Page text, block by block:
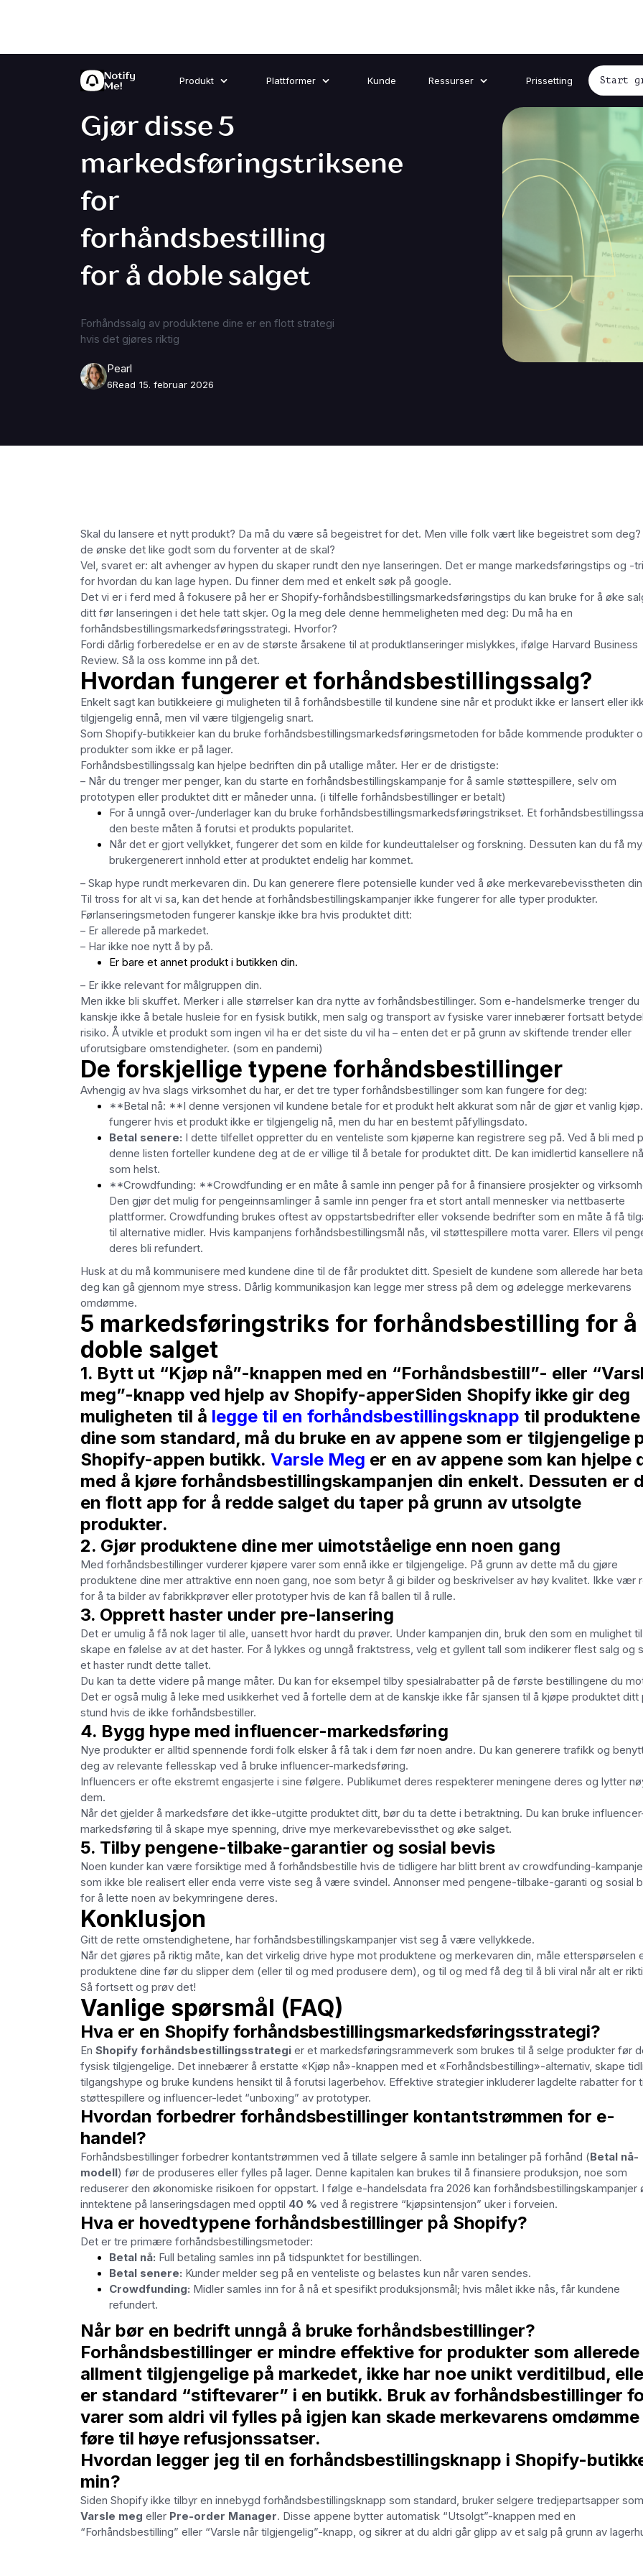
Produkt Plattformer Kunde Ressurser Prissetting Start
Gjør disse 5
markedsføringstriksene
for
forhåndsbestilling
for å doble salget
Forhåndssalg av produktene dine er en flott strategi
hvis det gjøres riktig
Pearl
6Read 15. februar 2026
Skal du lansere et nytt produkt? Da må du være så begeistret for det. Men ville folk vært like begeistret som deg?
de ønske det like godt som du forventer at de skal?
Vel, svaret er: alt avhenger av hypen du skaper rundt den nye lanseringen. Det er mange markedsføringstips og -
for hvordan du kan lage hypen. Du finner dem med et enkelt søk på google.
Det vi er i ferd med å fokusere på her er Shopify-forhåndsbestillingsmarkedsføringstips du kan bruke for å øke
ditt før lanseringen i det hele tatt skjer. Og la meg dele denne hemmeligheten med deg: Du må ha en
forhåndsbestillingsmarkedsføringsstrategi. Hvorfor?
Fordi dårlig forberedelse er en av de største årsakene til at produktlanseringer mislykkes, ifølge Harvard Business
Review. Så la oss komme inn på det.
Hvordan fungerer et forhåndsbestillingssalg?
Enkelt sagt kan butikkeiere gi muligheten til å forhåndsbestille til kundene sine når et produkt ikke er lansert eller
tilgjengelig ennå, men vil være tilgjengelig snart.
Som Shopify-butikkeier kan du bruke forhåndsbestillingsmarkedsføringsmetoden for både kommende produkter
produkter som ikke er på lager.
Forhåndsbestillingssalg kan hjelpe bedriften din på utallige måter. Her er de dristigste:
– Når du trenger mer penger, kan du starte en forhåndsbestillingskampanje for å samle støttespillere, selv om
prototypen eller produktet ditt er måneder unna. (i tilfelle forhåndsbestillinger er betalt)
For å unngå over-/underlager kan du bruke forhåndsbestillingsmarkedsføringstrikset. Et
den beste måten å forutsi et produkts popularitet.
Når det er gjort vellykket, fungerer det som en kilde for kundeuttalelser og forskning. Dessuten kan du få
brukergenerert innhold etter at produktet endelig har kommet.
– Skap hype rundt merkevaren din. Du kan generere flere potensielle kunder ved å øke merkevarebevisstheten
Til tross for alt vi sa, kan det hende at forhåndsbestillingskampanjer ikke fungerer for alle typer produkter.
Førlanseringsmetoden fungerer kanskje ikke bra hvis produktet ditt:
– Er allerede på markedet.
– Har ikke noe nytt å by på.
Er bare et annet produkt i butikken din.
– Er ikke relevant for målgruppen din.
Men ikke bli skuffet. Merker i alle størrelser kan dra nytte av forhåndsbestillinger. Som e-handelsmerke trenger du
kanskje ikke å betale husleie for en fysisk butikk, men salg og transport av fysiske varer innebærer fortsatt
risiko. Å utvikle et produkt som ingen vil ha er det siste du vil ha – enten det er på grunn av skiftende trender eller
uforutsigbare omstendigheter. (som en pandemi)
De forskjellige typene forhåndsbestillinger
Avhengig av hva slags virksomhet du har, er det tre typer forhåndsbestillinger som kan fungere for deg:
**Betal nå: **I denne versjonen vil kundene betale for et produkt helt akkurat som når de gjør et vanlig
fungerer hvis et produkt ikke er tilgjengelig nå, men du har en bestemt påfyllingsdato.
Betal senere: I dette tilfellet oppretter du en venteliste som kjøperne kan registrere seg på. Ved å bli med
denne listen forteller kundene deg at de er villige til å betale for produktet ditt. De kan imidlertid kansellere
som helst.
**Crowdfunding: **Crowdfunding er en måte å samle inn penger på for å finansiere prosjekter og
Den gjør det mulig for pengeinnsamlinger å samle inn penger fra et stort antall mennesker via nettbaserte
plattformer. Crowdfunding brukes oftest av oppstartsbedrifter eller voksende bedrifter som en måte å få
til alternative midler. Hvis kampanjens forhåndsbestillingsmål nås, vil støttespillere motta varer. Ellers vil
deres bli refundert.
Husk at du må kommunisere med kundene dine til de får produktet ditt. Spesielt de kundene som allerede har
deg kan gå gjennom mye stress. Dårlig kommunikasjon kan legge mer stress på dem og ødelegge merkevarens
omdømme.
5 markedsføringstriks for forhåndsbestilling for å
doble salget
1. Bytt ut “Kjøp nå”-knappen med en “Forhåndsbestill”- eller
meg”-knapp ved hjelp av Shopify-apperSiden Shopify ikke gir deg
muligheten til å legge til en forhåndsbestillingsknapp til produktene
dine som standard, må du bruke en av appene som er tilgjengelige
Shopify-appen butikk. Varsle Meg er en av appene som kan hjelpe
med å kjøre forhåndsbestillingskampanjen din enkelt. Dessuten er
en flott app for å redde salget du taper på grunn av utsolgte
produkter.
2. Gjør produktene dine mer uimotståelige enn noen gang
Med forhåndsbestillinger vurderer kjøpere varer som ennå ikke er tilgjengelige. På grunn av dette må du gjøre
produktene dine mer attraktive enn noen gang, noe som betyr å gi bilder og beskrivelser av høy kvalitet. Ikke vær
for å ta bilder av fabrikkprøver eller prototyper hvis de kan få ballen til å rulle.
3. Opprett haster under pre-lansering
Det er umulig å få nok lager til alle, uansett hvor hardt du prøver. Under kampanjen din, bruk den som en mulighet
skape en følelse av at det haster. For å lykkes og unngå fraktstress, velg et gyllent tall som indikerer flest salg og
et haster rundt dette tallet.
Du kan ta dette videre på mange måter. Du kan for eksempel tilby spesialrabatter på de første bestillingene du
Det er også mulig å leke med usikkerhet ved å fortelle dem at de kanskje ikke får sjansen til å kjøpe produktet ditt
stund hvis de ikke forhåndsbestiller.
4. Bygg hype med influencer-markedsføring
Nye produkter er alltid spennende fordi folk elsker å få tak i dem før noen andre. Du kan generere trafikk og
deg av relevante fellesskap ved å bruke influencer-markedsføring.
Influencers er ofte ekstremt engasjerte i sine følgere. Publikumet deres respekterer meningene deres og lytter
dem.
Når det gjelder å markedsføre det ikke-utgitte produktet ditt, bør du ta dette i betraktning. Du kan bruke
markedsføring til å skape mye spenning, drive mye merkevarebevissthet og øke salget.
5. Tilby pengene-tilbake-garantier og sosial bevis
Noen kunder kan være forsiktige med å forhåndsbestille hvis de tidligere har blitt brent av crowdfunding-
som ikke ble realisert eller enda verre viste seg å være svindel. Annonser med pengene-tilbake-garanti og sosial
for å lette noen av bekymringene deres.
Konklusjon
Gitt de rette omstendighetene, har forhåndsbestillingskampanjer vist seg å være vellykkede.
Når det gjøres på riktig måte, kan det virkelig drive hype mot produktene og merkevaren din, måle etterspørselen
produktene dine før du slipper dem (eller til og med produsere dem), og til og med få deg til å bli viral når alt er
Så fortsett og prøv det!
Vanlige spørsmål (FAQ)
Hva er en Shopify forhåndsbestillingsmarkedsføringsstrategi?
En Shopify forhåndsbestillingsstrategier et markedsføringsrammeverk som brukes til å selge produkter før
fysisk tilgjengelige. Det innebærer å erstatte «Kjøp nå»-knappen med et «Forhåndsbestilling»-alternativ, skape
tilgangshype og bruke kundens hensikt til å forutsi lagerbehov. Effektive strategier inkluderer lagdelte rabatter for
støttespillere og influencer-ledet “unboxing” av prototyper.
Hvordan forbedrer forhåndsbestillinger kontantstrømmen for e-
handel?
Forhåndsbestillinger forbedrer kontantstrømmen ved å tillate selgere å samle inn betalinger på forhånd (Betal nå-
modell) før de produseres eller fylles på lager. Denne kapitalen kan brukes til å finansiere produksjon, noe som
reduserer den økonomiske risikoen for oppstart. I følge e-handelsdata fra 2026 kan forhåndsbestillingskampanjer
inntektene på lanseringsdagen med opptil 40 % ved å registrere “kjøpsintensjon” uker i forveien.
Hva er hovedtypene forhåndsbestillinger på Shopify?
Det er tre primære forhåndsbestillingsmetoder:
Betal nå: Full betaling samles inn på tidspunktet for bestillingen.
Betal senere: Kunder melder seg på en venteliste og belastes kun når varen sendes.
Crowdfunding: Midler samles inn for å nå et spesifikt produksjonsmål; hvis målet ikke nås, får kundene
refundert.
Når bør en bedrift unngå å bruke forhåndsbestillinger?
Forhåndsbestillinger er mindre effektive for produkter som allerede
allment tilgjengelige på markedet, ikke har noe unikt verditilbud,
er standard “stiftevarer” i en butikk. Bruk av forhåndsbestillinger
varer som aldri vil fylles på igjen kan skade merkevarens omdømme
føre til høye refusjonssatser.
Hvordan legger jeg til en forhåndsbestillingsknapp i Shopify-
min?
Siden Shopify ikke tilbyr en innebygd forhåndsbestillingsknapp som standard, bruker selgere tredjepartsapper som
Varsle meg eller Pre-order Manager. Disse appene bytter automatisk “Utsolgt”-knappen med en
“Forhåndsbestilling” eller “Varsle når tilgjengelig”-knapp, og sikrer at du aldri går glipp av et salg på grunn av